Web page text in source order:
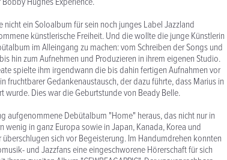
ein Soloalbum für sein noch junges Label Jazzland
künstlerische Freiheit. Und die wollte die junge Künstlerin
im Alleingang zu machen: vom Schreiben der Songs und
hin zum Aufnehmen und Produzieren in ihrem eigenen Studio.
spielte ihm irgendwann die bis dahin fertigen Aufnahmen vor
fruchtbarer Gedankenaustausch, der dazu führte, dass Marius in
Dies war die Geburtstunde von Beady Belle.
aufgenommene Debütalbum "Home" heraus, das nicht nur in
in ganz Europa sowie in Japan, Kanada, Korea und
sich vor Begeisterung. Im Handumdrehen konnten
und Jazzfans eine eingeschworene Hörerschaft für sich